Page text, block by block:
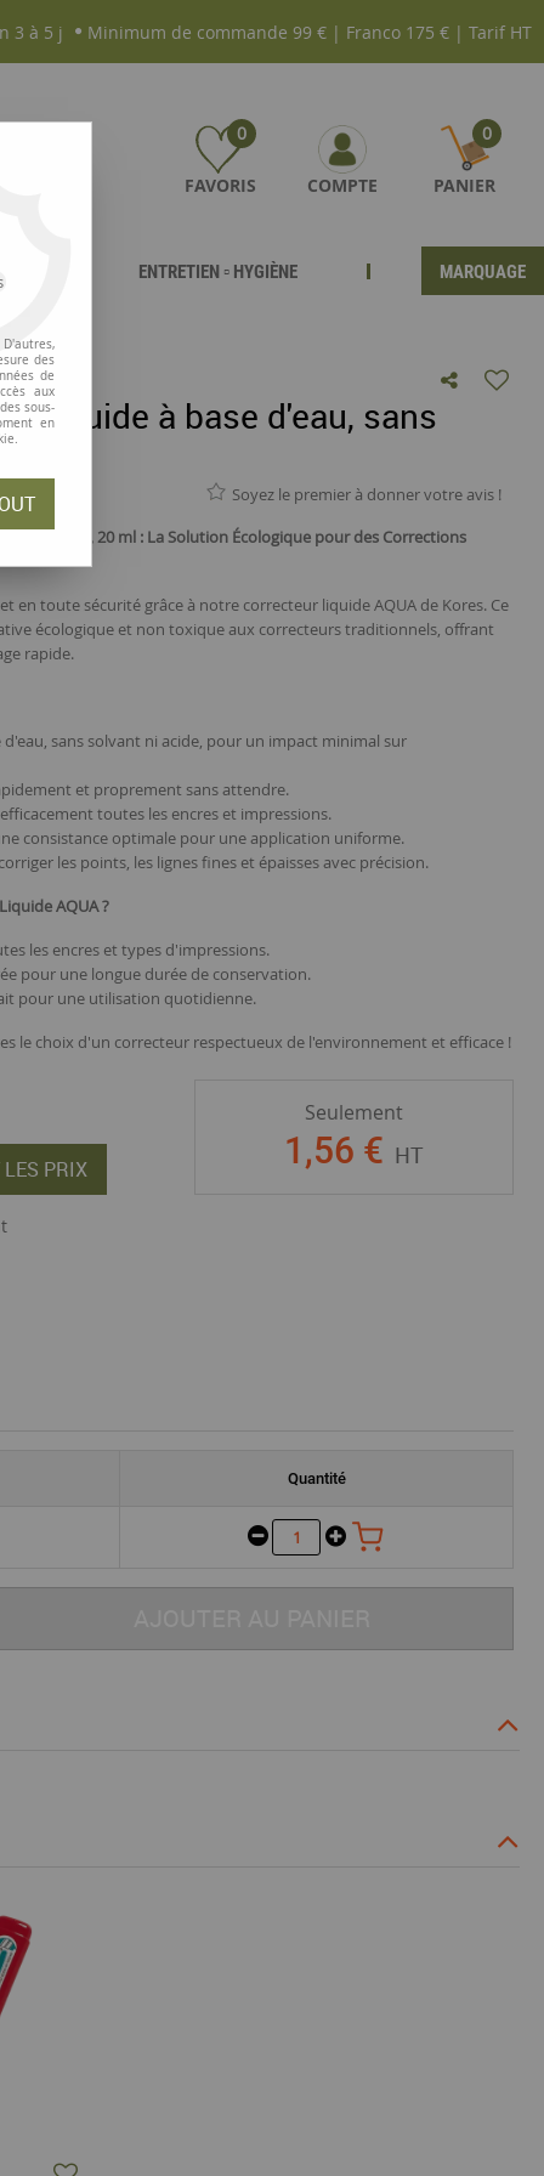
3 à 5 j Minimum de commande 99 € | Franco 175 € | Tarif HT
0
FAVORIS COMPTE
0
PANIER
ENTRETIEN ▫ HYGIÈNE MARQUAGE
liquide à base d'eau, sans
Soyez le premier à donner votre avis !
de Kores, 20 ml : La Solution Écologique pour des Corrections
en toute sécurité grâce à notre correcteur liquide AQUA de Kores. Ce
écologique et non toxique aux correcteurs traditionnels, offrant
rapide.
d'eau, sans solvant ni acide, pour un impact minimal sur
et proprement sans attendre.
toutes les encres et impressions.
consistance optimale pour une application uniforme.
les points, les lignes fines et épaisses avec précision.
AQUA ?
les encres et types d'impressions.
pour une longue durée de conservation.
pour une utilisation quotidienne.
le choix d'un correcteur respectueux de l'environnement et efficace !
LES PRIX
Seulement
1 ,56 € HT
Quantité
des
de
aux
sous-
en